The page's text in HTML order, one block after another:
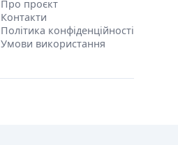
Про проєкт
Контакти
Політика конфіденційності
Умови використання